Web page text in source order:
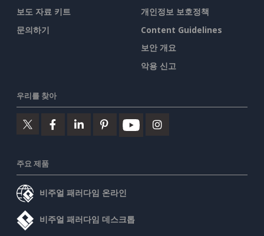
보도 자료 키트
문의하기
개인정보 보호정책
Content Guidelines
보안 개요
악용 신고
우리를 찾아
주요 제품
비주얼 패러다임 온라인
비주얼 패러다임 데스크톱